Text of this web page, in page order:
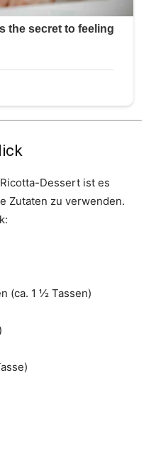
Dessert ist es
Zutaten zu verwenden.
(ca. 1 ½ Tassen)